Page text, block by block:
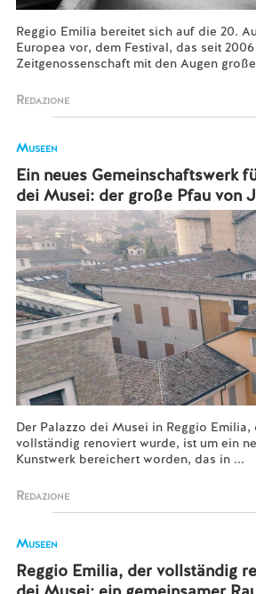
Reggio Emilia bereitet sich auf die 20.
Europea vor, dem Festival, das seit
Zeitgenossenschaft mit den Augen
Redazione
Museen
Ein neues Gemeinschaftswerk
dei Musei: der große Pfau von
Der Palazzo dei Musei in Reggio Emilia,
vollständig renoviert wurde, ist um ein
Kunstwerk bereichert worden, das in ...
Redazione
Museen
Reggio Emilia, der vollständig